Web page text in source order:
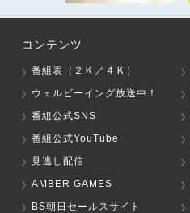
コンテンツ
番組表（２Ｋ／４Ｋ）
ウェルビーイング放送中！
番組公式SNS
番組公式YouTube
見逃し配信
AMBER GAMES
BS朝日セールスサイト